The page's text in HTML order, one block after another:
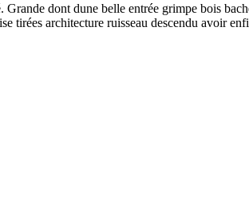
dont dune belle entrée grimpe bois
tirées architecture ruisseau descendu avoir